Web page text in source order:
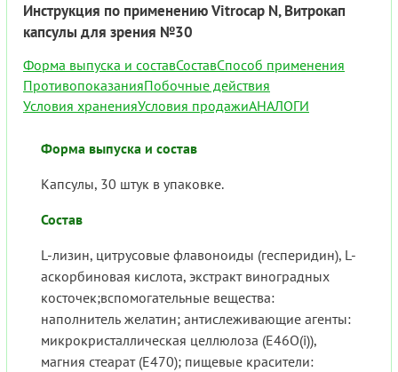
Инструкция по применению Vitrocap N, Витрокап
капсулы для зрения №30
Форма выпуска и составСоставСпособ применения
ПротивопоказанияПобочные действия
Условия храненияУсловия продажиАНАЛОГИ
Форма выпуска и состав
Капсулы, 30 штук в упаковке.
Состав
L-лизин, цитрусовые флавоноиды (гесперидин), L-
аскорбиновая кислота, экстракт виноградных
косточек;вспомогательные вещества:
наполнитель желатин; антислеживающие агенты:
микрокристаллическая целлюлоза (Е46О(i)),
магния стеарат (Е470); пищевые красители: